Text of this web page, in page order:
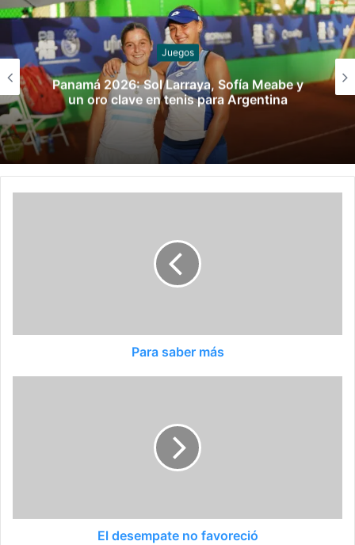
Juegos
Panamá 2026: Sol Larraya, Sofía Meabe y
un oro clave en tenis para Argentina
Para saber más
El desempate no favoreció